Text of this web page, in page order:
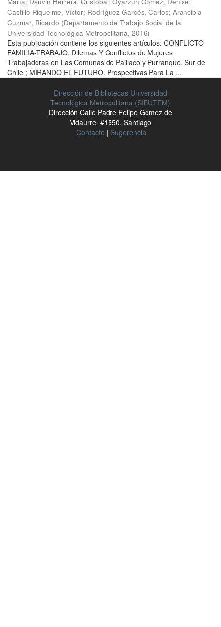
Castillo Riquelme, Víctor; Rodríguez Garcés, Carlos; Arancibia
Cuzmar, Ricardo (Departamento de Trabajo Social de la
Universidad Tecnológica Metropolitana, 2016)
Esta publicación contiene los siguientes artículos: CONFLICTO
FAMILIA-TRABAJO. Dilemas Y Conflictos de Mujeres
Trabajadoras en Las Comunas de Paillaco y Purranque, Sur de
Chile ; MIRANDO EL FUTURO. Prospectivas Para La ...
Dirección de Bibliotecas Universidad
Tecnológica Metropolitana (SIBUTEM)
Dirección Calle Padre Felipe Gómez de
Vidaurre #1550, Santiago
Contacto | Sugerencia